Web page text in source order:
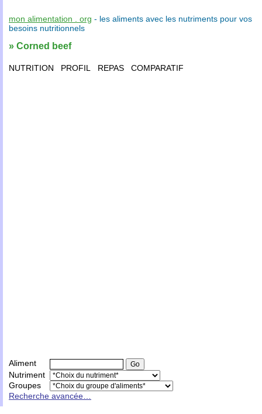
mon alimentation . org - les aliments avec les nutriments pour vos
besoins nutritionnels
» Corned beef
NUTRITION PROFIL REPAS COMPARATIF
Aliment
Nutriment
Groupes
Recherche avancée…